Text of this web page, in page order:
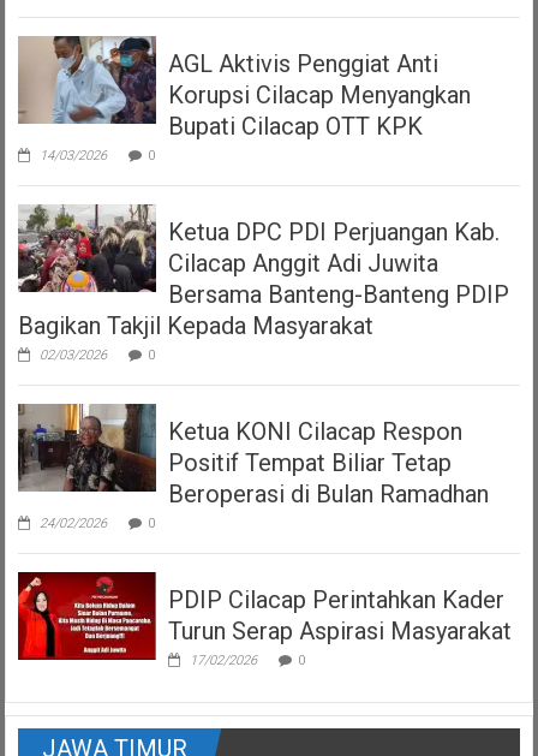
AGL Aktivis Penggiat Anti
Korupsi Cilacap Menyangkan
Bupati Cilacap OTT KPK
14/03/2026 0
Ketua DPC PDI Perjuangan Kab.
Cilacap Anggit Adi Juwita
Bersama Banteng-Banteng PDIP
Bagikan Takjil Kepada Masyarakat
02/03/2026 0
Ketua KONI Cilacap Respon
Positif Tempat Biliar Tetap
Beroperasi di Bulan Ramadhan
24/02/2026 0
PDIP Cilacap Perintahkan Kader
Turun Serap Aspirasi Masyarakat
17/02/2026 0
JAWA TIMUR